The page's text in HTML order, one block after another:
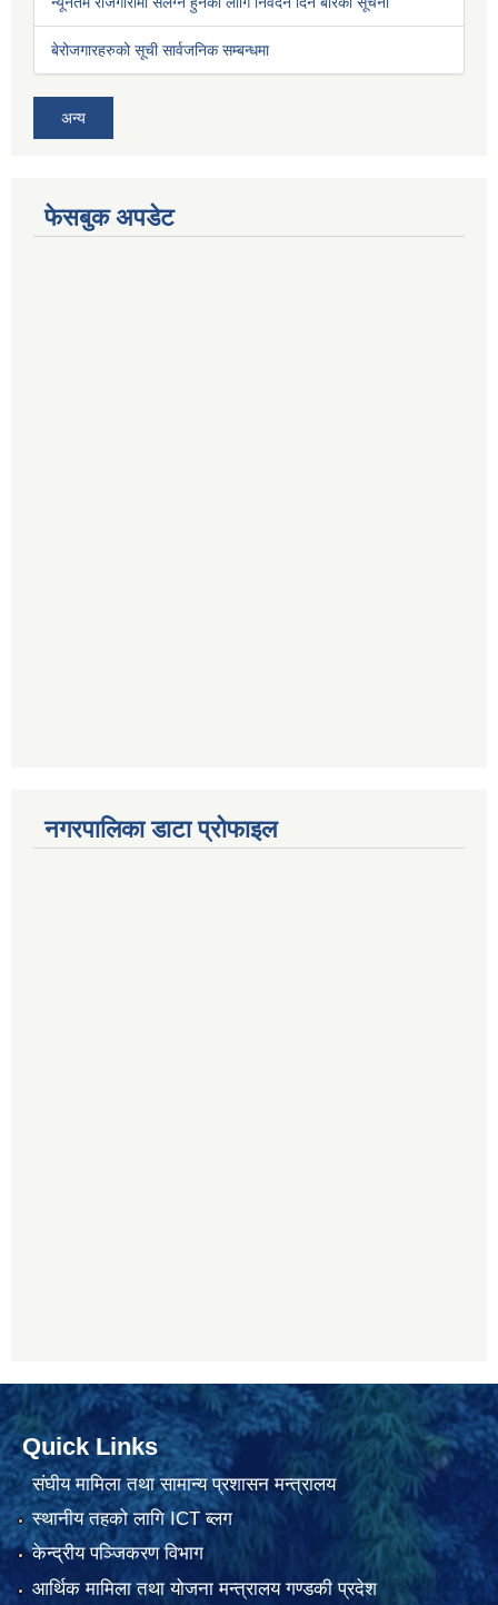
बेरोजगारहरुको सूची सार्वजनिक सम्बन्धमा
अन्य
फेसबुक अपडेट
नगरपालिका डाटा प्रोफाइल
Quick Links
संघीय मामिला तथा सामान्य प्रशासन मन्त्रालय
स्थानीय तहको लागि ICT ब्लग
केन्द्रीय पञ्जिकरण विभाग
आर्थिक मामिला तथा योजना मन्त्रालय गण्डकी प्रदेश